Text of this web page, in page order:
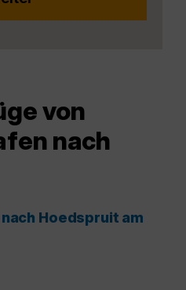
von
nach
Hoedspruit am